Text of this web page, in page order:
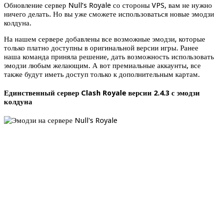
Обновление сервер Null’s Royale со стороны VPS, вам не нужно
ничего делать. Но вы уже сможете использоваться новые эмодзи
колдуна.
На нашем сервере добавлены все возможные эмодзи, которые
только платно доступны в оригинальной версии игры. Ранее
наша команда приняла решение, дать возможность использовать
эмодзи любым желающим. А вот премиальные аккаунты, все
также будут иметь доступ только к дополнительным картам.
Единственный сервер Clash Royale версии 2.4.3 с эмодзи
колдуна